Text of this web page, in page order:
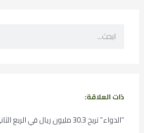
ذات العلاقة:
“الدواء” تربح 30.3 مليون ريال في الربع الثاني من 2026